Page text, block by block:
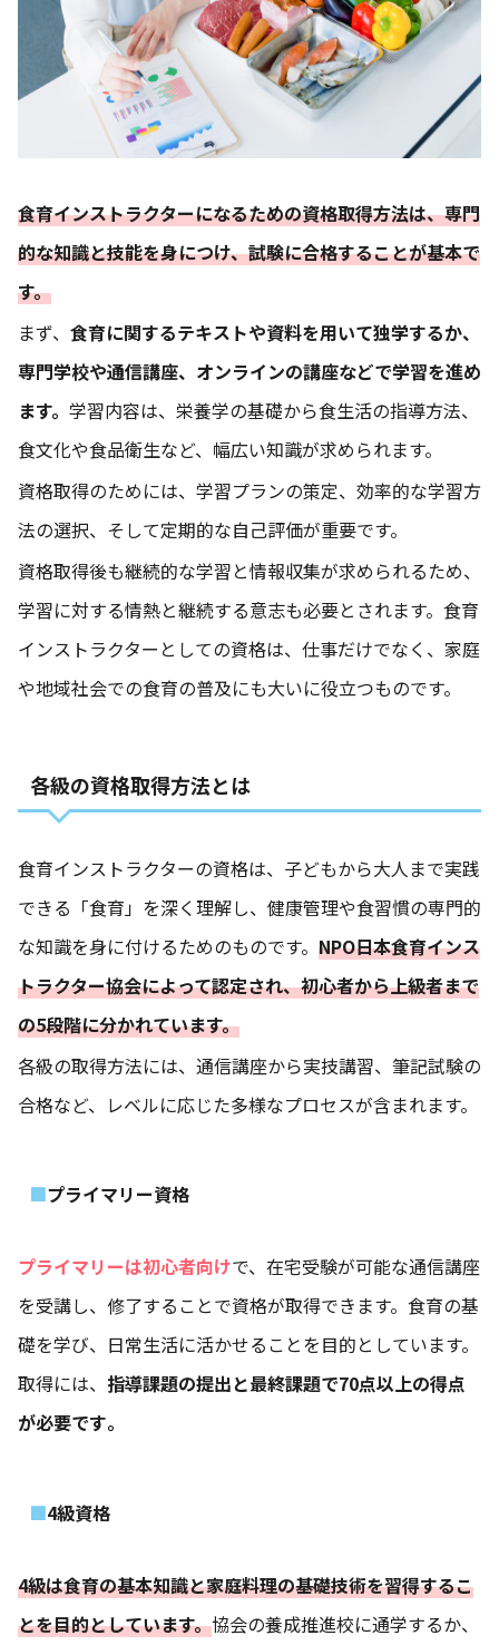
食育インストラクターになるための資格取得方法は、専門
的な知識と技能を身につけ、試験に合格することが基本で
す。
まず、 食育に関するテキストや資料を用いて独学するか、
専門学校や通信講座、オンラインの講座などで学習を進め
ます。 学習内容は、栄養学の基礎から食生活の指導方法、
食文化や食品衛生など、幅広い知識が求められます。
資格取得のためには、学習プランの策定、効率的な学習方
法の選択、そして定期的な自己評価が重要です。
資格取得後も継続的な学習と情報収集が求められるため、
学習に対する情熱と継続する意志も必要とされます。食育
インストラクターとしての資格は、仕事だけでなく、家庭
や地域社会での食育の普及にも大いに役立つものです。
各級の資格取得方法とは
食育インストラクターの資格は、子どもから大人まで実践
できる「食育」を深く理解し、健康管理や食習慣の専門的
な知識を身に付けるためのものです。 NPO日本食育インス
トラクター協会によって認定され、初心者から上級者まで
の5段階に分かれています。
各級の取得方法には、通信講座から実技講習、筆記試験の
合格など、レベルに応じた多様なプロセスが含まれます。
プライマリー資格
プライマリーは初心者向けで、在宅受験が可能な通信講座
を受講し、修了することで資格が取得できます。食育の基
礎を学び、日常生活に活かせることを目的としています。
取得には、 指導課題の提出と最終課題で70点以上の得点
が必要です​​。
4級資格
4級は食育の基本知識と家庭料理の基礎技術を習得するこ
とを目的としています。協会の養成推進校に通学するか、